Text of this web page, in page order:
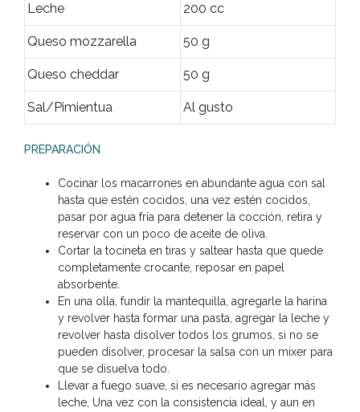
Leche 200 cc
Queso mozzarella 50 g
Queso cheddar 50 g
Sal/Pimientua Al gusto
PREPARACIÓN
Cocinar los macarrones en abundante agua con sal
hasta que estén cocidos, una vez estén cocidos,
pasar por agua fría para detener la cocción, retira y
reservar con un poco de aceite de oliva.
Cortar la tocineta en tiras y saltear hasta que quede
completamente crocante, reposar en papel
absorbente.
En una olla, fundir la mantequilla, agregarle la harina
y revolver hasta formar una pasta, agregar la leche y
revolver hasta disolver todos los grumos, si no se
pueden disolver, procesar la salsa con un mixer para
que se disuelva todo.
Llevar a fuego suave, si es necesario agregar más
leche, Una vez con la consistencia ideal, y aun en